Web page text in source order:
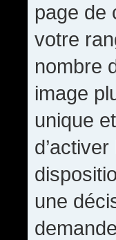
page de
votre
nombre
image
unique
une